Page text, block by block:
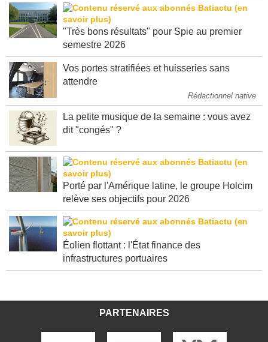
"Très bons résultats" pour Spie au premier
semestre 2026
Vos portes stratifiées et huisseries sans
attendre
Rédactionnel native
La petite musique de la semaine : vous avez
dit "congés" ?
Porté par l'Amérique latine, le groupe Holcim
relève ses objectifs pour 2026
Éolien flottant : l'État finance des
infrastructures portuaires
PARTENAIRES